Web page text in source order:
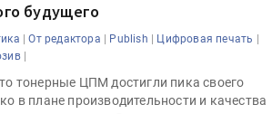
будущего
|От редактора | Publish | Цифровая печать |
|
тонерные ЦПМ достигли пика своего
в плане производительности и качества